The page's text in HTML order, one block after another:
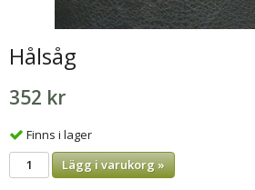
Hålsåg
352 kr
Finns i lager
Lägg i varukorg »